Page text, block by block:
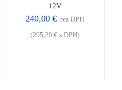
12V
240,00 € bez DPH
(295,20 €s DPH)